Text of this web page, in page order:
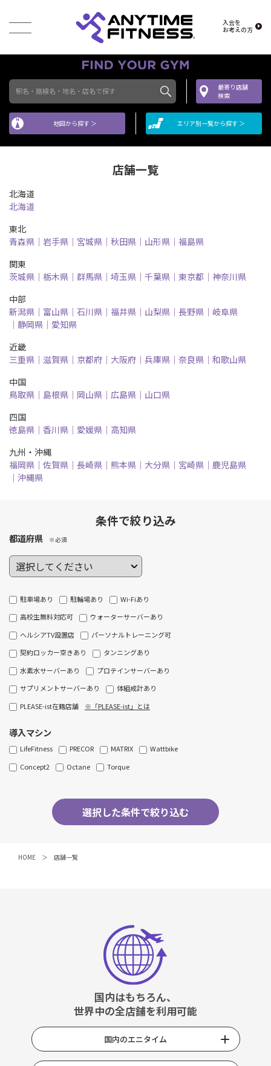
入会を
お考えの方
駅名・路線名・地名・店名で探す
最寄り店舗
検索
地図から探す ＞ エリア別一覧から探す ＞
店舗一覧
北海道
北海道
東北
青森県
岩手県 宮城県 秋田県 山形県
福島県
関東
茨城県
栃木県 群馬県 埼玉県 千葉県 東京都
神奈川県
中部
新潟県
富山県 石川県 福井県 山梨県 長野県
岐阜県
静岡県
愛知県
近畿
三重県
滋賀県 京都府 大阪府 兵庫県 奈良県
和歌山県
中国
鳥取県
島根県 岡山県 広島県
山口県
四国
徳島県
香川県 愛媛県
高知県
九州・沖縄
福岡県
佐賀県 長崎県 熊本県 大分県 宮崎県
鹿児島県
沖縄県
条件で絞り込み
都道府県 ※必須
駐車場あり 駐輪場あり
Wi-Fiあり
高校生無料対応可
ウォーターサーバーあり
ヘルシアTV設置店
パーソナルトレーニング可
契約ロッカー空きあり
タンニングあり
水素水サーバーあり
プロテインサーバーあり
サプリメントサーバーあり
体組成計あり
PLEASE-ist在籍店舗
※「PLEASE-ist」とは
導入マシン
LifeFitness PRECOR MATRIX
Wattbike
Concept2
Octane Torque
選択した条件で絞り込む
HOME 店舗一覧
国内はもちろん、
世界中の全店舗を利用可能
国内のエニタイム